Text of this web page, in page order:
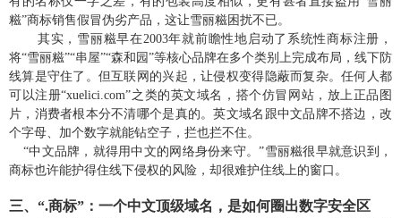
糍”商标销售假冒伪劣产品，这让雪丽糍困扰不已。
其实，雪丽糍早在2003年就前瞻性地启动了系统性商标注册，
将“雪丽糍”“串屋”“森和园”等核心品牌在多个类别上完成布局，线下防
线算是守住了。但互联网的兴起，让侵权变得隐蔽而复杂。任何人都
可以注册“xuelici.com”之类的英文域名，搭个仿冒网站，放上正品图
片，消费者根本分不清哪个是真的。英文域名跟中文品牌不搭边，改
个字母、加个数字就能钻空子，拦也拦不住。
“中文品牌，就得用中文的网络身份来守。”雪丽糍很早就意识到，
商标也许能护得住线下侵权的风险，却很难护住线上的窗口。
三、 “.商标”：一个中文顶级域名 ， 是如何圈出数字安全区